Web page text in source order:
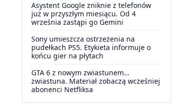
Asystent Google zniknie z telefonów
już w przyszłym miesiącu. Od 4
września zastąpi go Gemini
Sony umieszcza ostrzeżenia na
pudełkach PS5. Etykieta informuje o
końcu gier na płytach
GTA 6 z nowym zwiastunem…
zwiastuna. Materiał zobaczą wcześniej
abonenci Netfliksa